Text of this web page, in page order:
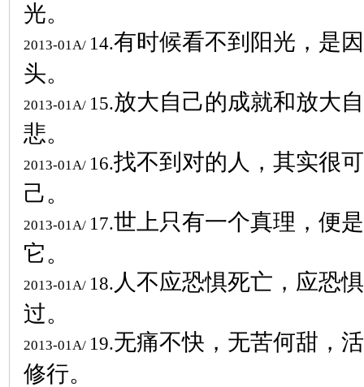
光。
2013-01A/ 14.有时候看不到阳光，是
头。
2013-01A/ 15.放大自己的成就和放大
悲。
2013-01A/ 16.找不到对的人，其实很
己。
2013-01A/ 17.世上只有一个真理，便
它。
2013-01A/ 18. 人不应恐惧死亡，应恐
过。
2013-01A/ 19.无痛不快，无苦何甜，
修行。